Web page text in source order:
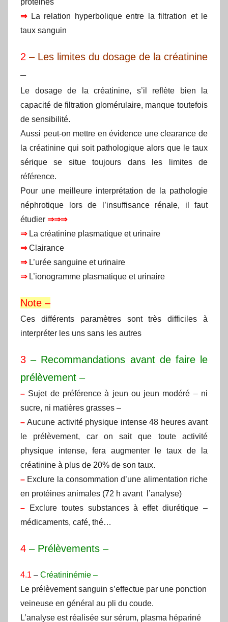
protéines
⇒La relation hyperbolique entre la filtration et le
taux sanguin
2 – Les limites du dosage de la créatinine
–
Le dosage de la créatinine, s’il reflète bien la
capacité de filtration glomérulaire, manque toutefois
de sensibilité.
Aussi peut-on mettre en évidence une clearance de
la créatinine qui soit pathologique alors que le taux
sérique se situe toujours dans les limites de
référence.
Pour une meilleure interprétation de la pathologie
néphrotique lors de l’insuffisance rénale, il faut
étudier ⇒⇒⇒
⇒La créatinine plasmatique et urinaire
⇒Clairance
⇒L’urée sanguine et urinaire
⇒L’ionogramme plasmatique et urinaire
Note –
Ces différents paramètres sont très difficiles à
interpréter les uns sans les autres
3 – Recommandations avant de faire le
prélèvement –
– Sujet de préférence à jeun ou jeun modéré – ni
sucre, ni matières grasses –
–Aucune activité physique intense 48 heures avant
le prélèvement, car on sait que toute activité
physique intense, fera augmenter le taux de la
créatinine à plus de 20% de son taux.
– Exclure la consommation d’une alimentation riche
en protéines animales (72 h avant l’analyse)
–
Exclure toutes substances à effet diurétique –
médicaments, café, thé…
4 – Prélèvements –
4.1 – Créatininémie –
Le prélèvement sanguin s’effectue par une ponction
veineuse en général au pli du coude.
L’analyse est réalisée sur sérum, plasma hépariné